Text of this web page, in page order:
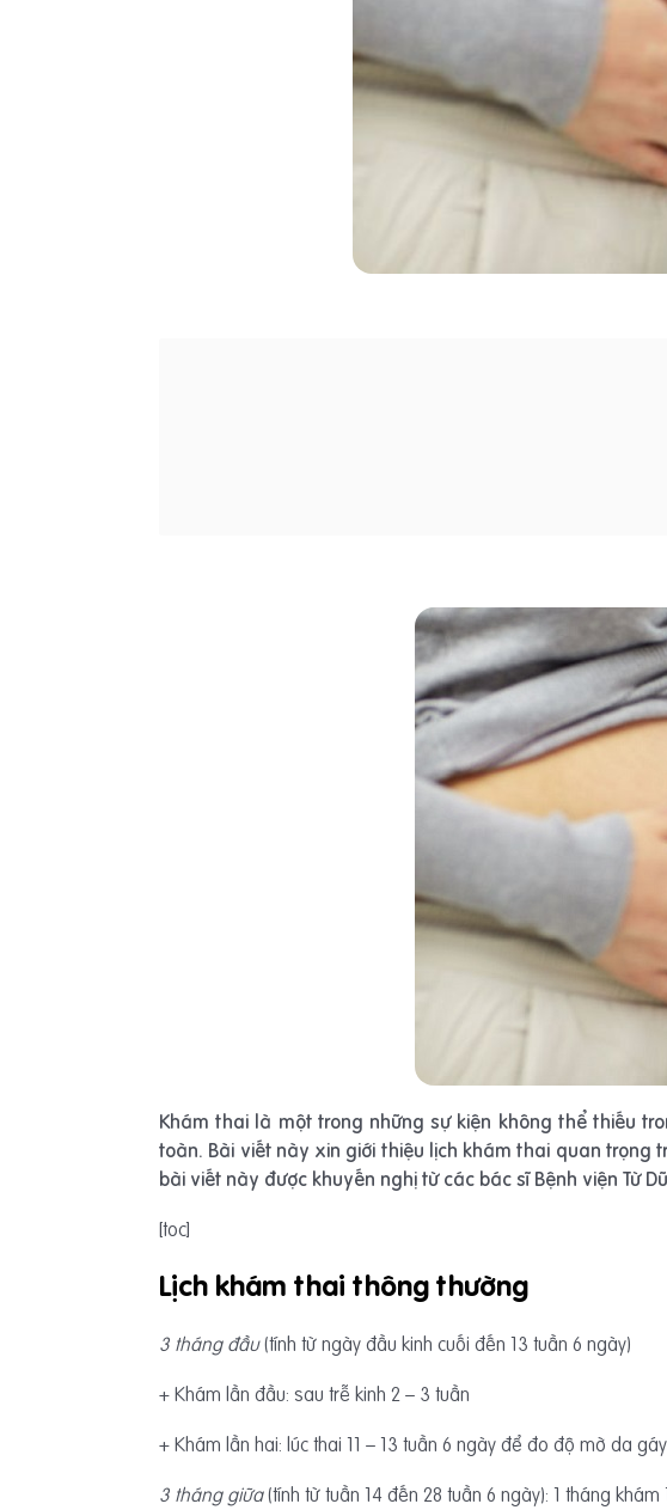
Khám thai là một trong những sự kiện không thể thiếu
toàn. Bài viết này xin giới thiệu lịch khám thai quan
bài viết này được khuyến nghị từ các bác sĩ Bệnh viện Từ
[toc]
Lịch khám thai thông thường
3 tháng đầu(tính từ ngày đầu kinh cuối đến 13 tuần 6 ngày)
+ Khám lần đầu: sau trễ kinh 2 – 3 tuần
+ Khám lần hai: lúc thai 11 – 13 tuần 6 ngày để đo độ mờ da gáy
3 tháng giữa(tính từ tuần 14 đến 28 tuần 6 ngày): 1 tháng khám